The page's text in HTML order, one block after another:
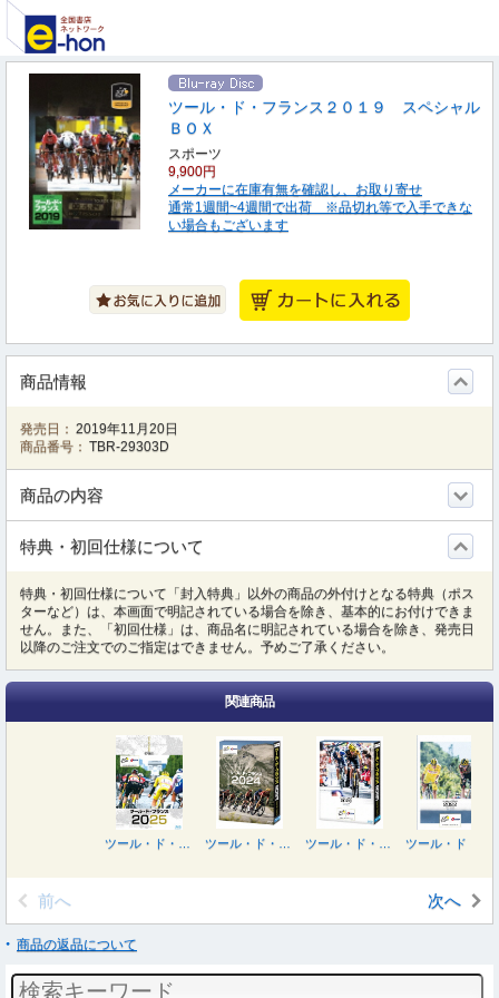
ツール・ド・フランス２０１９ スペシャル
ＢＯＸ
スポーツ
9,900円
メーカーに在庫有無を確認し、お取り寄せ
通常1週間~4週間で出荷 ※品切れ等で入手できな
い場合もございます
商品情報
発売日： 2019年11月20日
商品番号： TBR-29303D
商品の内容
特典・初回仕様について
特典・初回仕様について「封入特典」以外の商品の外付けとなる特典（ポス
ターなど）は、本画面で明記されている場合を除き、基本的にお付けできま
せん。また、「初回仕様」は、商品名に明記されている場合を除き、発売日
以降のご注文でのご指定はできません。予めご了承ください。
関連商品
前へ 次へ
商品の返品について